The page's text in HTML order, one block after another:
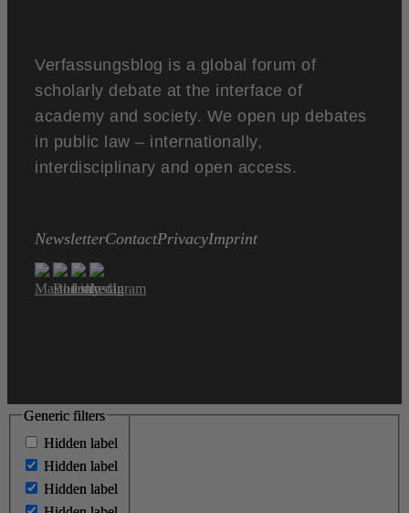
Verfassungsblog is a global forum of
scholarly debate at the interface of
academy and society. We open up debates
in public law – internationally,
interdisciplinary and open access.
NewsletterContactPrivacyImprint
Generic filters
Hidden label
Hidden label
Hidden label
Generic filters
Hidden label
Hidden label
Hidden label